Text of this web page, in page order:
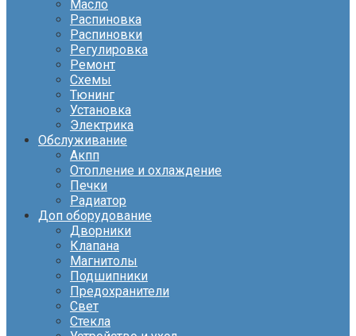
Масло
Распиновка
Распиновки
Регулировка
Ремонт
Схемы
Тюнинг
Установка
Электрика
Обслуживание
Акпп
Отопление и охлаждение
Печки
Радиатор
Доп оборудование
Дворники
Клапана
Магнитолы
Подшипники
Предохранители
Свет
Стекла